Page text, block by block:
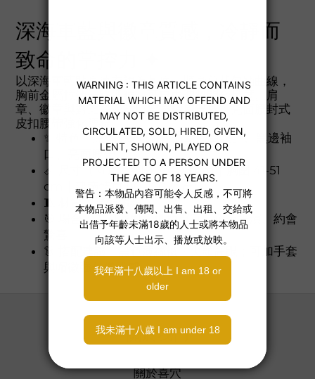
深海軍藍與徽章質感，冷靜而
致命的掌控力 ✦
以深海軍藍貼身連衣裙為基底，順身剪裁勾勒曲線，
胸前金屬拉鍊一路延伸，可自由調整開合尺度。肩
章、徽章與對比黑邊袖口增添權威質感；亮面腰封式
皮扣腰帶強化腰線。
✨ 特色：深V拉鍊領口、肩章徽章設計、黑邊袖
口、亮面腰帶
📏 尺寸（M）：腰圍 76–98 cm｜胸圍 41-51
cm｜建議體重 80–120 公斤
🧵 材質：聚酯纖維
🎯 場合：主題派對、棚拍寫真、角色扮演、約會
驚喜
👗 搭配建議：黑色薄絲襪＋尖頭高跟；可加手套
與帽徽強化儀式感
關於我們
關於喜穴